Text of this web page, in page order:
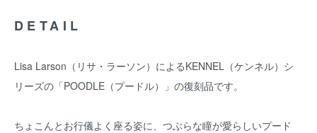
DETAIL
Lisa Larson（リサ・ラーソン）によるKENNEL（ケンネル）シ
リーズの「POODLE（プードル）」の復刻品です。
ちょこんとお行儀よく座る姿に、つぶらな瞳が愛らしいプード